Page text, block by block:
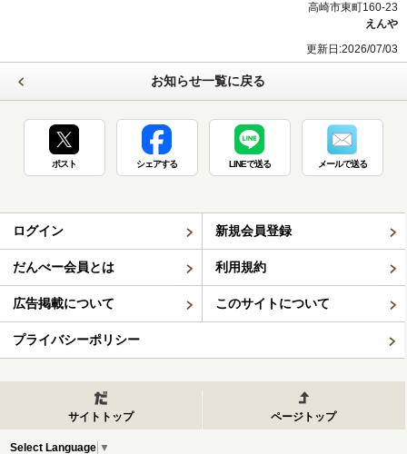
高崎市東町160-23
えんや
更新日:2026/07/03
お知らせ一覧に戻る
ポスト シェアする LINEで送る メールで送る
ログイン 新規会員登録
だんべー会員とは 利用規約
広告掲載について このサイトについて
プライバシーポリシー
サイトトップ ページトップ
Select Language ▼